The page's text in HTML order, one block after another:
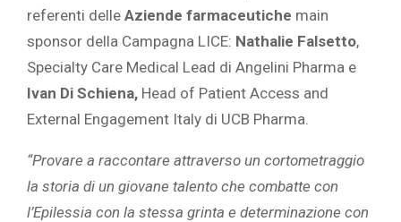
referenti delle Aziende farmaceutiche main
sponsor della Campagna LICE: Nathalie Falsetto,
Specialty Care Medical Lead di Angelini Pharma e
Ivan Di Schiena, Head of Patient Access and
External Engagement Italy di UCB Pharma.
“Provare a raccontare attraverso un cortometraggio
la storia di un giovane talento che combatte con
l’Epilessia con la stessa grinta e determinazione con